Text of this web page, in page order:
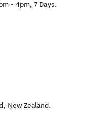
- 4pm, 7 Days.
, New Zealand.